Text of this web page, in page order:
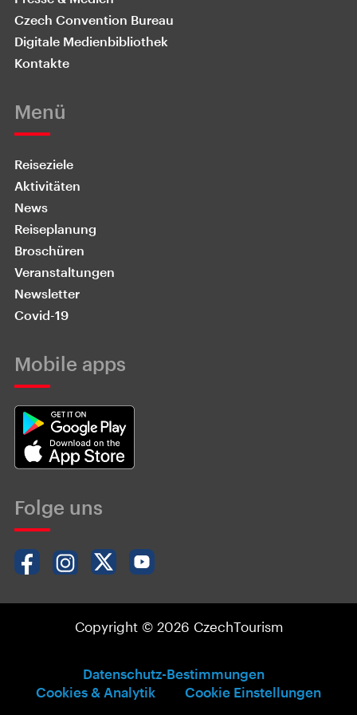
Czech Convention Bureau
Digitale Medienbibliothek
Kontakte
Menü
Reiseziele
Aktivitäten
News
Reiseplanung
Broschüren
Veranstaltungen
Newsletter
Covid-19
Mobile apps
Folge uns
Copyright © 2026 CzechTourism
Datenschutz-Bestimmungen
Cookies & Analytik
Cookie Einstellungen